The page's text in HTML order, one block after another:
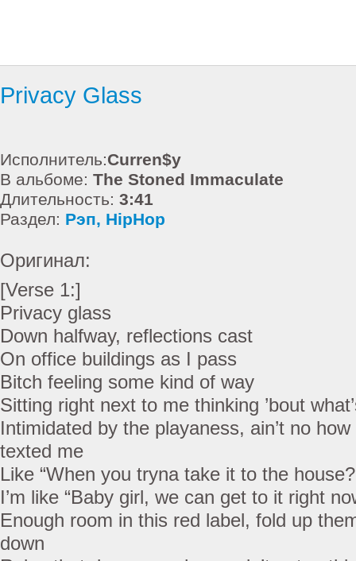
Privacy Glass
Исполнитель:Curren$y
В альбоме: The Stoned Immaculate
Длительность: 3:41
Раздел: Рэп, HipHop
Оригинал:
[Verse 1:]
Privacy glass
Down halfway, reflections cast
On office buildings as I pass
Bitch feeling some kind of way
Sitting right next to me thinking ’bout
Intimidated by the playaness, ain’t no
texted me
Like “When you tryna take it to the house?
I’m like “Baby girl, we can get to it right
Enough room in this red label, fold up
down